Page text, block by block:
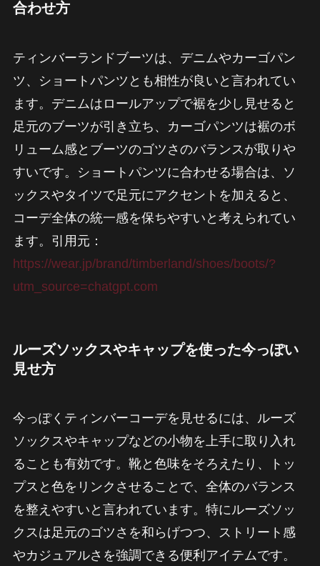
合わせ方
ティンバーランドブーツは、デニムやカーゴパン
ツ、ショートパンツとも相性が良いと言われてい
ます。デニムはロールアップで裾を少し見せると
足元のブーツが引き立ち、カーゴパンツは裾のボ
リューム感とブーツのゴツさのバランスが取りや
すいです。ショートパンツに合わせる場合は、ソ
ックスやタイツで足元にアクセントを加えると、
コーデ全体の統一感を保ちやすいと考えられてい
ます。引用元：
https://wear.jp/brand/timberland/shoes/boots/?
utm_source=chatgpt.com
ルーズソックスやキャップを使った今っぽい
見せ方
今っぽくティンバーコーデを見せるには、ルーズ
ソックスやキャップなどの小物を上手に取り入れ
ることも有効です。靴と色味をそろえたり、トッ
プスと色をリンクさせることで、全体のバランス
を整えやすいと言われています。特にルーズソッ
クスは足元のゴツさを和らげつつ、ストリート感
やカジュアルさを強調できる便利アイテムです。